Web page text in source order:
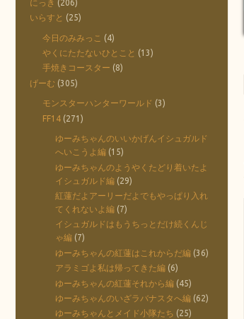
にっき (206)
いらすと (25)
今日のみみっこ (4)
やくにたたないひとこと (13)
手焼きコースター (8)
げーむ (305)
モンスターハンターワールド (3)
FF14(271)
ゆーみちゃんのいいかげんイシュガルド
へいこうよ編(15)
ゆーみちゃんのようやくたどり着いたよ
イシュガルド編(29)
紅蓮だよアーリーだよでもやっぱり入れ
てくれないよ編(7)
イシュガルドはもうちっとだけ続くんじ
ゃ編(7)
ゆーみちゃんの紅蓮はこれからだ編(36)
アラミゴよ私は帰ってきた編(6)
ゆーみちゃんの紅蓮それから編(45)
ゆーみちゃんのいざラバナスタへ編(62)
ゆーみちゃんとメイド小隊たち (25)